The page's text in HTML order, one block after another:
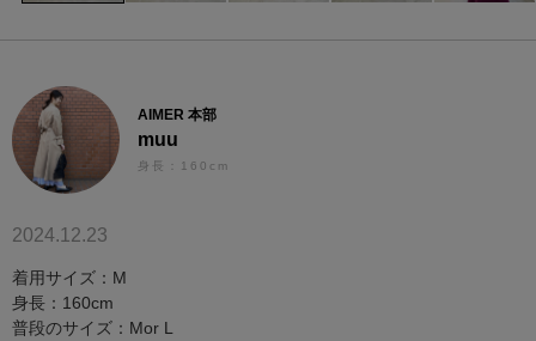
AIMER 本部
muu
身長：160cm
2024.12.23
着用サイズ：M
身長：160cm
普段のサイズ：Mor L